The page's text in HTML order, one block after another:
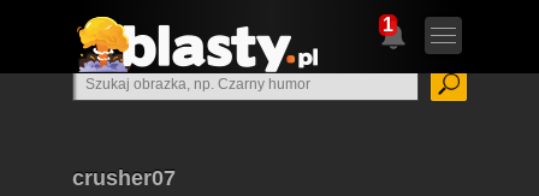
1
crusher07